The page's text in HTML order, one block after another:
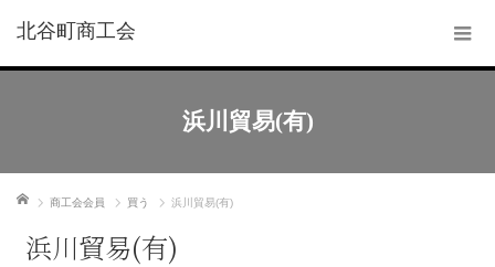
北谷町商工会
浜川貿易(有)
ホーム 商工会会員 買う 浜川貿易(有)
浜川貿易(有)